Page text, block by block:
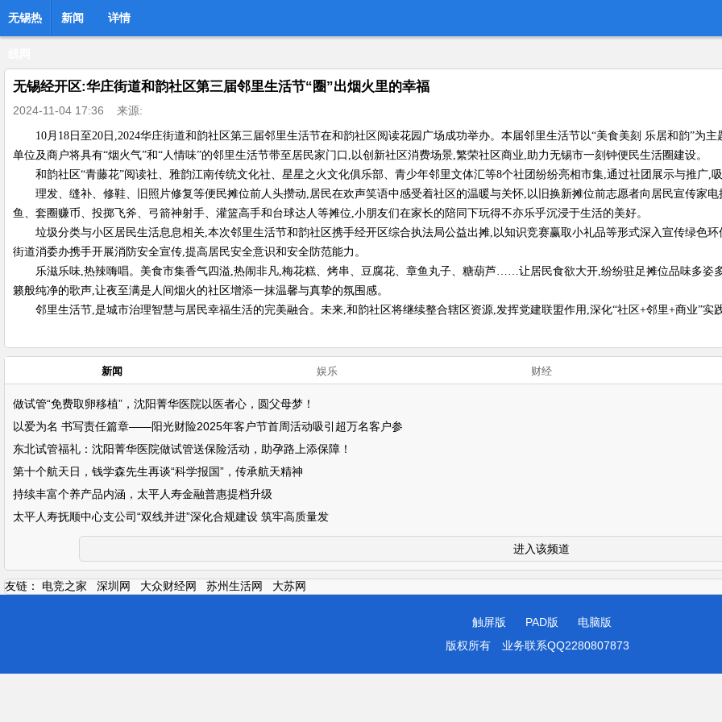
无锡热 新闻 详情
无锡经开区:华庄街道和韵社区第三届邻里生活节“圈”出烟火里的幸福
2024-11-04 17:36 来源:
10月18日至20日,2024华庄街道和韵社区第三届邻里生活节在和韵社区阅读花园广场成功举办。本届邻里生活节以“美食美刻 乐居和韵”为
单位及商户将具有“烟火气”和“人情味”的邻里生活节带至居民家门口,以创新社区消费场景,繁荣社区商业,助力无锡市一刻钟便民生活圈建设。
和韵社区“青藤花”阅读社、雅韵江南传统文化社、星星之火文化俱乐部、青少年邻里文体汇等8个社团纷纷亮相市集,通过社团展示与推广,
理发、缝补、修鞋、旧照片修复等便民摊位前人头攒动,居民在欢声笑语中感受着社区的温暖与关怀,以旧换新摊位前志愿者向居民宣传家
鱼、套圈赚币、投掷飞斧、弓箭神射手、灌篮高手和台球达人等摊位,小朋友们在家长的陪同下玩得不亦乐乎沉浸于生活的美好。
垃圾分类与小区居民生活息息相关,本次邻里生活节和韵社区携手经开区综合执法局公益出摊,以知识竞赛赢取小礼品等形式深入宣传绿色
街道消委办携手开展消防安全宣传,提高居民安全意识和安全防范能力。
乐滋乐味,热辣嗨唱。美食市集香气四溢,热闹非凡,梅花糕、烤串、豆腐花、章鱼丸子、糖葫芦……让居民食欲大开,纷纷驻足摊位品味多姿
籁般纯净的歌声,让夜至满是人间烟火的社区增添一抹温馨与真挚的氛围感。
邻里生活节,是城市治理智慧与居民幸福生活的完美融合。未来,和韵社区将继续整合辖区资源,发挥党建联盟作用,深化“社区+邻里+商业”实
新闻 娱乐 财经
做试管“免费取卵移植”，沈阳菁华医院以医者心，圆父母梦！
以爱为名 书写责任篇章——阳光财险2025年客户节首周活动吸引超万名客户参
东北试管福礼：沈阳菁华医院做试管送保险活动，助孕路上添保障！
第十个航天日，钱学森先生再谈“科学报国”，传承航天精神
持续丰富个养产品内涵，太平人寿金融普惠提档升级
太平人寿抚顺中心支公司“双线并进”深化合规建设 筑牢高质量发
进入该频道
友链： 电竞之家 深圳网 大众财经网 苏州生活网 大苏网
触屏版 PAD版
电脑版
版权所有
业务联系QQ2280807873